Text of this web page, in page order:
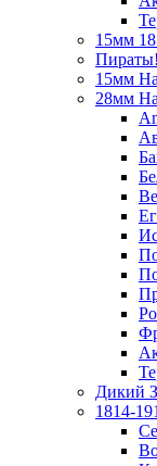
15мм
Пираты!
15мм
28мм
Дикий
1814-